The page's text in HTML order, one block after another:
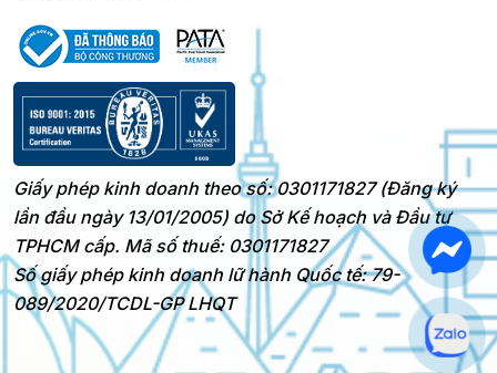
Giấy phép kinh doanh theo số: 0301171827 (Đăng ký
lần đầu ngày 13/01/2005) do Sở Kế hoạch và Đầu tư
TPHCM cấp. Mã số thuế: 0301171827
Số giấy phép kinh doanh lữ hành Quốc tế: 79-
089/2020/TCDL-GP LHQT